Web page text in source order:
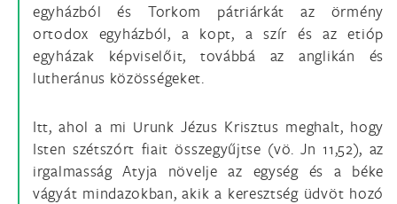
egyházból és Torkom pátriárkát az örmény
ortodox egyházból, a kopt, a szír és az etióp
egyházak képviselőit, továbbá az anglikán és
lutheránus közösségeket.
Itt, ahol a mi Urunk Jézus Krisztus meghalt, hogy
Isten szétszórt fiait összegyűjtse (vö. Jn 11,52), az
irgalmasság Atyja növelje az egység és a béke
vágyát mindazokban, akik a keresztség üdvöt hozó